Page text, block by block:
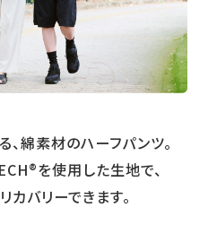
綿素材のハーフパンツ。
を使用した生地で、
カバリーできます。